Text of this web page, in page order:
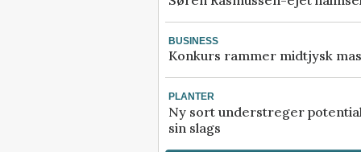
Men vi vil rigtig gerne
digitalt abonnement i 30
kun 30 kroner.
Prøv 30 dage for
BUSINESS
Konkurs rammer midtjysk
PLANTER
Ny sort understreger
sin slags